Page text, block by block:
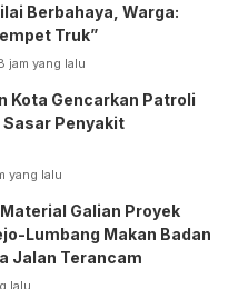
Berbahaya, Warga:
Truk”
jam yang lalu
Kota Gencarkan Patroli
Penyakit
yang lalu
Galian Proyek
Lumbang Makan Badan
Jalan Terancam
lalu